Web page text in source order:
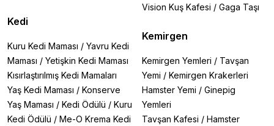
Kedi
Kuru Kedi Maması / Yavru Kedi
Maması / Yetişkin Kedi Maması
Kısırlaştırılmış Kedi Mamaları
Yaş Kedi Maması / Konserve
Yaş Maması / Kedi Ödülü / Kuru
Kedi Ödülü / Me-O Krema Kedi
Vision Kuş Kafesi / Gaga Taşı
Kemirgen
Kemirgen Yemleri / Tavşan
Yemi / Kemirgen Krakerleri
Hamster Yemi / Ginepig
Yemleri
Tavşan Kafesi / Hamster